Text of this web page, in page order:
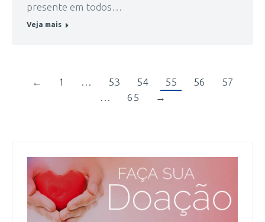
presente em todos…
Veja mais
← 1 53 54 55 56
57
65 →